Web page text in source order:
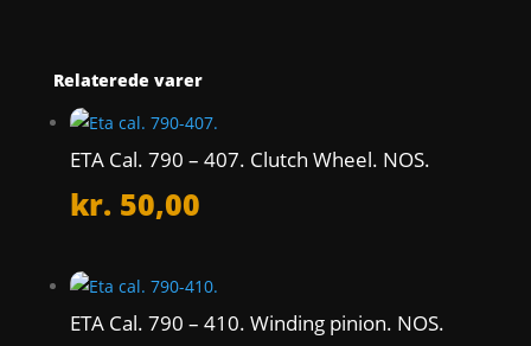
Relaterede varer
ETA Cal. 790 – 407. Clutch Wheel. NOS.
kr. 50,00
ETA Cal. 790 – 410. Winding pinion. NOS.